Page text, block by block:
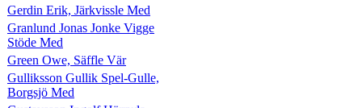
Gerdin Erik, Järkvissle Med
Granlund Jonas Jonke Vigge
Stöde Med
Green Owe, Säffle Vär
Gulliksson Gullik Spel-Gulle,
Borgsjö Med